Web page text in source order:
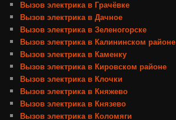
Вызов электрика в Грачёвке
Вызов электрика в Дачное
Вызов электрика в Зеленогорске
Вызов электрика в Калининском районе
Вызов электрика в Каменку
Вызов электрика в Кировском районе
Вызов электрика в Клочки
Вызов электрика в Княжево
Вызов электрика в Князево
Вызов электрика в Коломяги